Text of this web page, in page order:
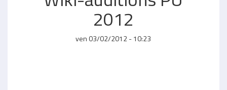
2012
ven 03/02/2012 - 10:23